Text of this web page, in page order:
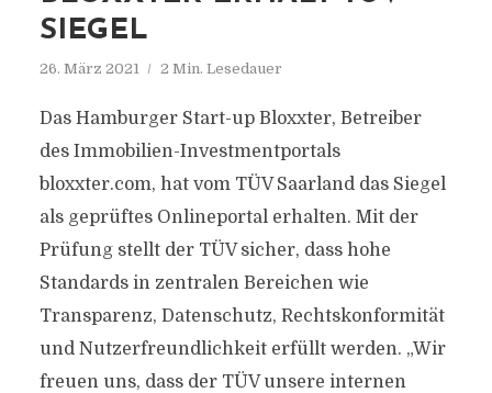
SIEGEL
26. März 2021 2 Min. Lesedauer
Das Hamburger Start-up Bloxxter, Betreiber
des Immobilien-Investmentportals
bloxxter.com, hat vom TÜV Saarland das Siegel
als geprüftes Onlineportal erhalten. Mit der
Prüfung stellt der TÜV sicher, dass hohe
Standards in zentralen Bereichen wie
Transparenz, Datenschutz, Rechtskonformität
und Nutzerfreundlichkeit erfüllt werden. „Wir
freuen uns, dass der TÜV unsere internen